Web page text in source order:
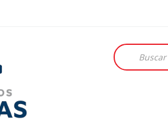
Búsqueda
de
productos